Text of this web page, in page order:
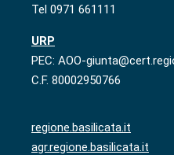
Tel 0971 661111
URP
PEC: AOO-
C.F. 80002950766
regione.basilicata.it
agr.regione.basilicata.it